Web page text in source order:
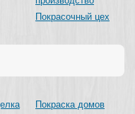
Покрасочный цех
Покраска домов